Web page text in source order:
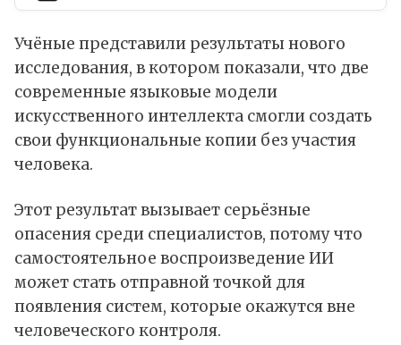
Учёные представили результаты нового
исследования, в котором показали, что две
современные языковые модели
искусственного интеллекта смогли создать
свои функциональные копии без участия
человека.
Этот результатвызывает серьёзные
опасения среди специалистов, потому что
самостоятельное воспроизведение ИИ
может стать отправной точкой для
появления систем, которые окажутся вне
человеческого контроля.